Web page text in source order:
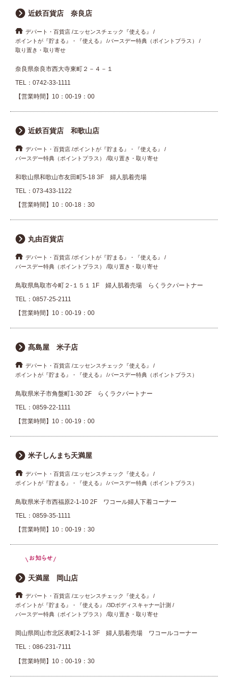
近鉄百貨店 奈良店
デパート・百貨店 エッセンスチェック『使える』
ポイントが『貯まる』・『使える』
バースデー特典（ポイントプラス）
取り置き・取り寄せ
奈良県奈良市西大寺東町２－４－１
TEL： 0742-33-1111
【営業時間】10：00-19：00
近鉄百貨店 和歌山店
デパート・百貨店 ポイントが『貯まる』・『使える』
バースデー特典（ポイントプラス）
取り置き・取り寄せ
和歌山県和歌山市友田町5-18 3F 婦人肌着売場
TEL： 073-433-1122
【営業時間】10：00-18：30
丸由百貨店
デパート・百貨店 ポイントが『貯まる』・『使える』
バースデー特典（ポイントプラス）
取り置き・取り寄せ
鳥取県鳥取市今町２-１５１ 1F 婦人肌着売場 らくラクパートナー
TEL： 0857-25-2111
【営業時間】10：00-19：00
髙島屋 米子店
デパート・百貨店 エッセンスチェック『使える』
ポイントが『貯まる』・『使える』
バースデー特典（ポイントプラス）
鳥取県米子市角盤町1-30 2F らくラクパートナー
TEL： 0859-22-1111
【営業時間】10：00-19：00
米子しんまち天満屋
デパート・百貨店 エッセンスチェック『使える』
ポイントが『貯まる』・『使える』
バースデー特典（ポイントプラス）
鳥取県米子市西福原2-1-10 2F ワコール婦人下着コーナー
TEL： 0859-35-1111
【営業時間】10：00-19：30
天満屋 岡山店
デパート・百貨店 エッセンスチェック『使える』
ポイントが『貯まる』・『使える』
3Dボディスキャナー計測
バースデー特典（ポイントプラス）
取り置き・取り寄せ
岡山県岡山市北区表町2-1-1 3F 婦人肌着売場 ワコールコーナー
TEL： 086-231-7111
【営業時間】10：00-19：30